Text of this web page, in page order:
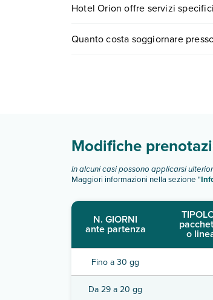
oprenotando un appuntamento.
Hotel Orion offre servizi
Scopri maggiori dettagli nel
Quanto costa soggiornare
Modifiche
In alcuni casi possono applicarsi
Maggiori informazioni nella sezione "
N. GIORNI
ante partenza o
Fino a 30 gg
Da 29 a 20 gg